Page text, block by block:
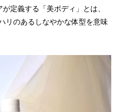
定義する「美ボディ」とは、
リのあるしなやかな体型を意味